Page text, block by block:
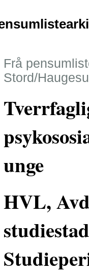
Frå
Stord/
unge
HVL,